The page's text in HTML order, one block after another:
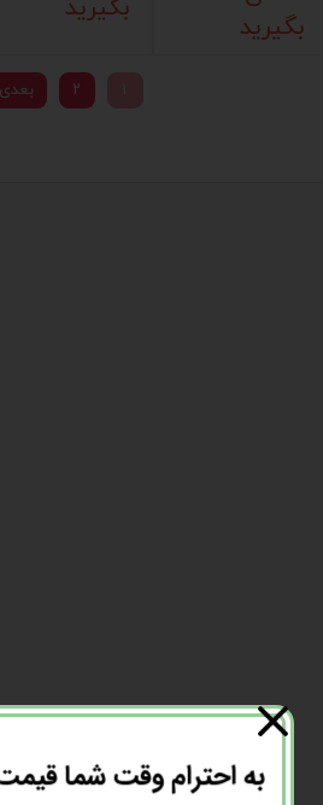
بگیرید
بگیرید
۲ بعدی
به احترام وقت شما